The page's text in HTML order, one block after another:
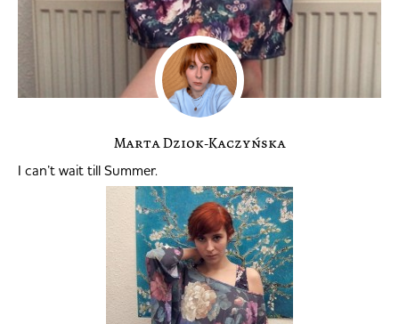
Marta Dziok-Kaczyńska
I can’t wait till Summer.